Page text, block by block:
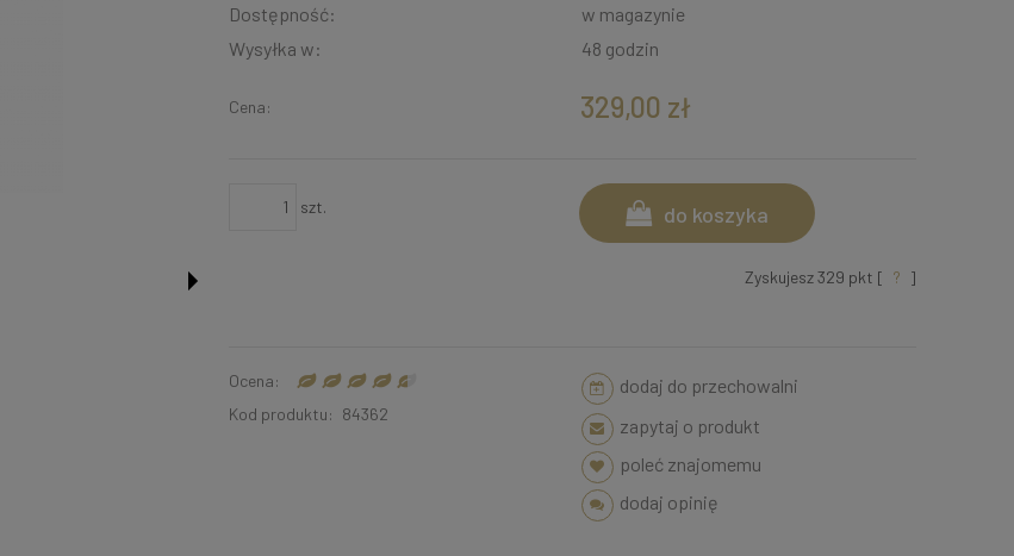
Dostępność:
w magazynie
Wysyłka w:
48 godzin
Cena: 329,00 zł
szt. do koszyka
Zyskujesz329 pkt [ ? ]
Ocena:
Kod produktu: 84362
dodaj do przechowalni
zapytaj o produkt
poleć znajomemu
dodaj opinię